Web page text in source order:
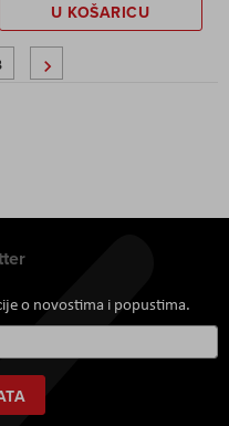
U KOŠARICU
stranicu
o novostima i popustima.